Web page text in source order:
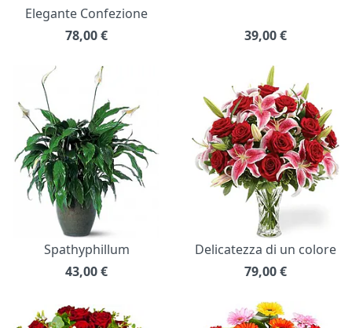
Elegante Confezione
78,00€ 39,00€
Spathyphillum
43,00€
Delicatezza di un colore
79,00€